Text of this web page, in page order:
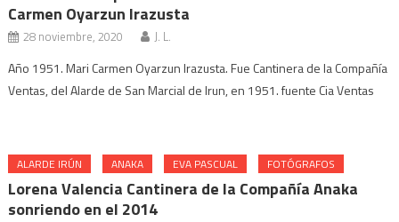
Carmen Oyarzun Irazusta
28 noviembre, 2020 J. L.
Año 1951. Mari Carmen Oyarzun Irazusta. Fue Cantinera de la Compañía
Ventas, del Alarde de San Marcial de Irun, en 1951. fuente Cia Ventas
ALARDE IRÚN ANAKA EVA PASCUAL FOTÓGRAFOS
Lorena Valencia Cantinera de la Compañía Anaka
sonriendo en el 2014